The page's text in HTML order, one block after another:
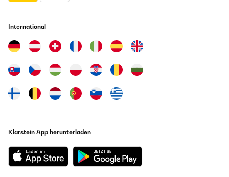
International
Klarstein App herunterladen